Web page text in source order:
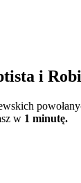
i
w 1 minutę.